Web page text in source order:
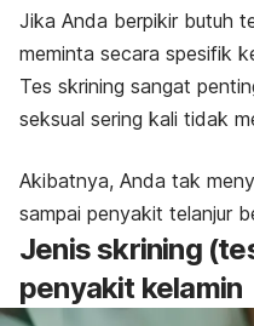
Jika Anda berpikir butuh
meminta secara spesifik
Tes skrining sangat
seksual sering kali tidak
Akibatnya, Anda tak
sampai penyakit telanjur
Jenis skrining
penyakit kelamin